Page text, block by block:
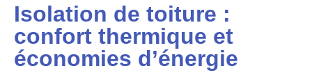
Isolation de toiture :
confort thermique et
économies d’énergie